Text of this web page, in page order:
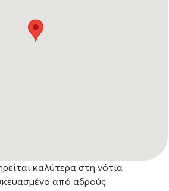
καλύτερα στη νότια
από αδρούς